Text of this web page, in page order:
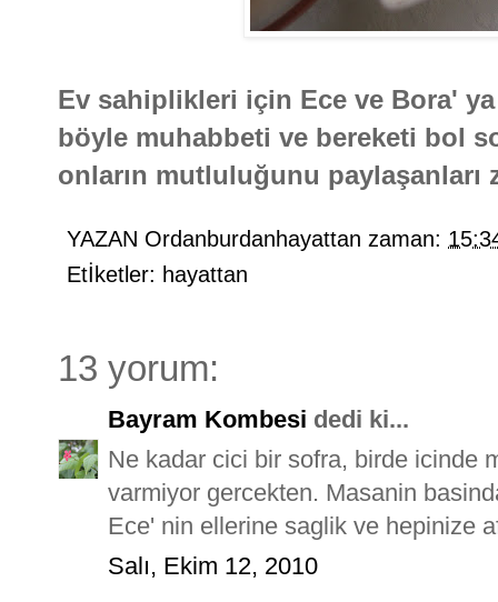
Ev sahiplikleri için Ece ve Bora'
böyle muhabbeti ve bereketi bol
onların mutluluğunu
YAZAN Ordanburdanhayattan zaman:
Etİketler: hayattan
13 yorum:
Bayram Kombesi dedi ki...
Ne kadar cici bir sofra, birde icinde
varmiyor gercekten. Masanin
Ece' nin ellerine saglik ve hepinize
Salı, Ekim 12, 2010